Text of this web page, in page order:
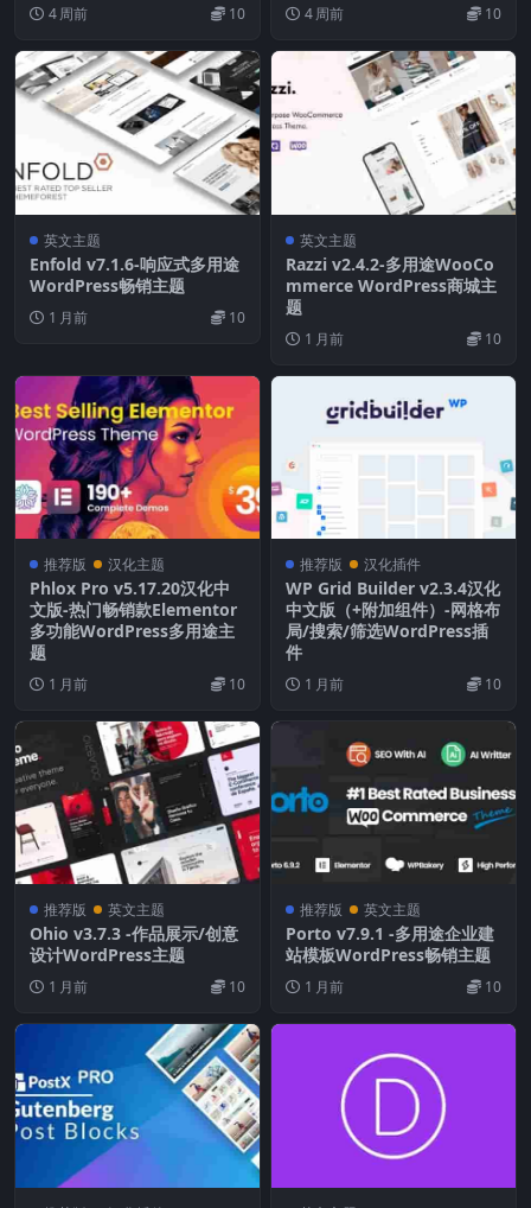
4 周前 10 4 周前 10
英文主题
Enfold v7.1.6-响应式多用途
WordPress畅销主题
1 月前 10
英文主题
Razzi v2.4.2-多用途WooCo
mmerce WordPress商城主
题
1 月前 10
推荐版 汉化主题
Phlox Pro v5.17.20汉化中
文版-热门畅销款Elementor
多功能WordPress多用途主
题
1 月前 10
推荐版 汉化插件
WP Grid Builder v2.3.4汉化
中文版（+附加组件）-网格布
局/搜索/筛选WordPress插
件
1 月前 10
推荐版 英文主题
Ohio v3.7.3 -作品展示/创意
设计WordPress主题
1 月前 10
推荐版 英文主题
Porto v7.9.1 -多用途企业建
站模板WordPress畅销主题
1 月前 10